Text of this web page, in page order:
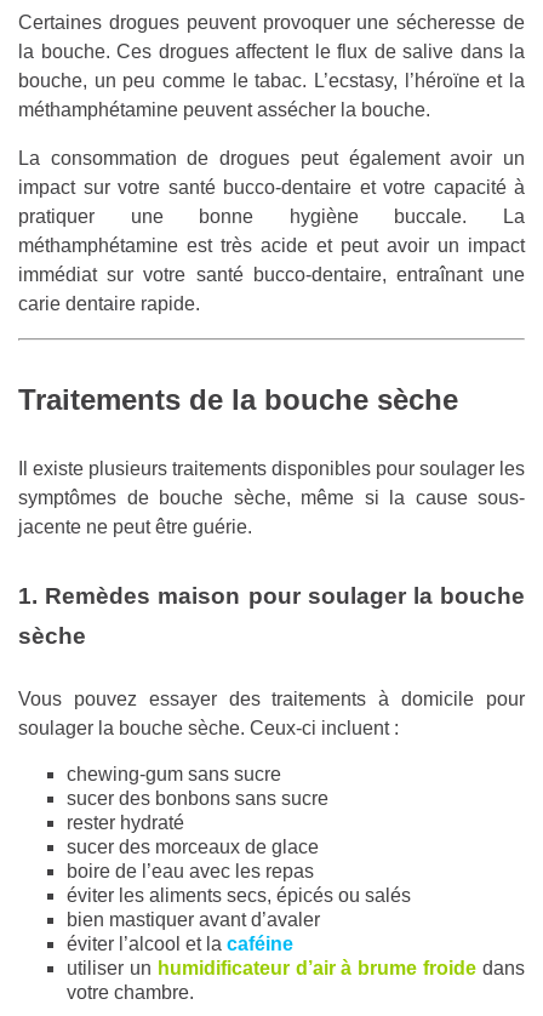
Certaines drogues peuvent provoquer une sécheresse de
la bouche. Ces drogues affectent le flux de salive dans la
bouche, un peu comme le tabac. L’ecstasy, l’héroïne et la
méthamphétamine peuvent assécher la bouche.
La consommation de drogues peut également avoir un
impact sur votre santé bucco-dentaire et votre capacité à
pratiquer une bonne hygiène buccale. La
méthamphétamine est très acide et peut avoir un impact
immédiat sur votre santé bucco-dentaire, entraînant une
carie dentaire rapide.
Traitements de la bouche sèche
Il existe plusieurs traitements disponibles pour soulager les
symptômes de bouche sèche, même si la cause sous-
jacente ne peut être guérie.
1. Remèdes maison pour soulager la bouche
sèche
Vous pouvez essayer des traitements à domicile pour
soulager la bouche sèche. Ceux-ci incluent :
chewing-gum sans sucre
sucer des bonbons sans sucre
rester hydraté
sucer des morceaux de glace
boire de l’eau avec les repas
éviter les aliments secs, épicés ou salés
bien mastiquer avant d’avaler
éviter l’alcool et la caféine
utiliser un humidificateur d’air à brume froide dans
votre chambre.